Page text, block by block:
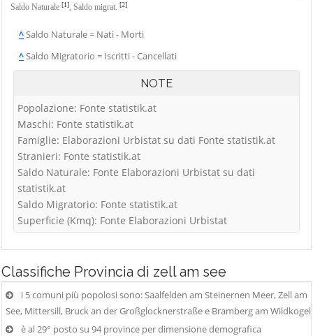
Saldo Naturale [1], Saldo migrat. [2]
^Saldo Naturale = Nati - Morti
^Saldo Migratorio = Iscritti - Cancellati
NOTE
Popolazione: Fonte statistik.at
Maschi: Fonte statistik.at
Famiglie: Elaborazioni Urbistat su dati Fonte statistik.at
Stranieri: Fonte statistik.at
Saldo Naturale: Fonte Elaborazioni Urbistat su dati
statistik.at
Saldo Migratorio: Fonte statistik.at
Superficie (Kmq): Fonte Elaborazioni Urbistat
Classifiche Provincia di zell am see
i 5 comuni più popolosi sono: Saalfelden am Steinernen Meer, Zell am
See, Mittersill, Bruck an der Großglocknerstraße e Bramberg am Wildkogel
è al 29° posto su 94 province per dimensione demografica